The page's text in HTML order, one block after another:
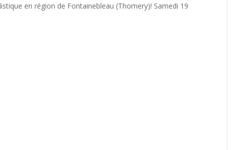
en région de Fontainebleau (Thomery)! Samedi 19